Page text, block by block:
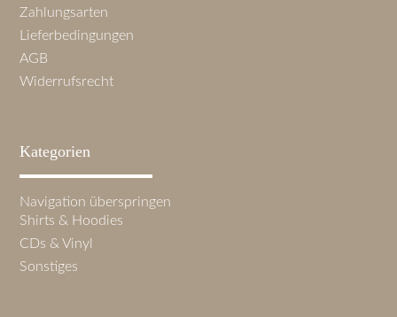
Zahlungsarten
Lieferbedingungen
AGB
Widerrufsrecht
Kategorien
Navigation überspringen
Shirts & Hoodies
CDs & Vinyl
Sonstiges